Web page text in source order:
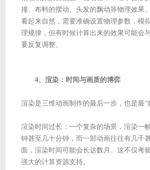
撞、布料的摆动、头发的飘动等物理效果
看起来自然，需要准确设置物理参数，模
理规律，但有时候计算出来的效果可能会
要反复调整。
4、渲染：时间与画质的博弈
渲染是三维动画制作的最后一步，也是最“
渲染时间过长：一个复杂的场景，渲染一
钟甚至几十分钟，而一部动画往往有几千
面，渲染时间可能会长达数月。这不仅考
强大的计算资源支持。